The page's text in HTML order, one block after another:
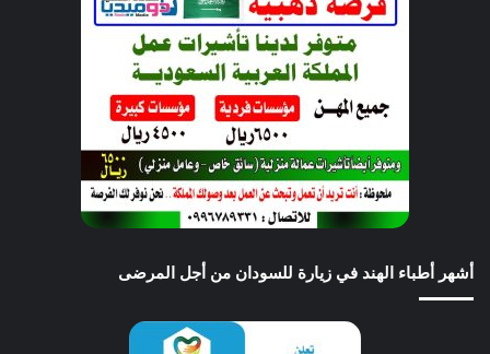
أشهر أطباء الهند في زيارة للسودان من أجل المرضى